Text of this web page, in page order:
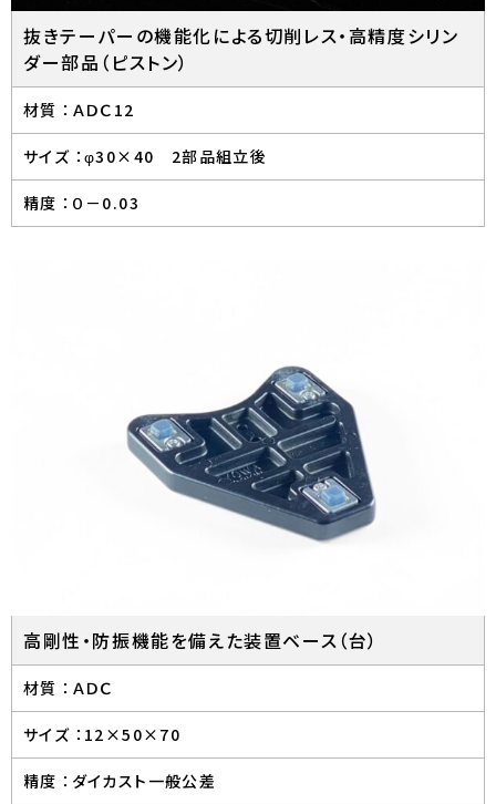
抜きテーパーの機能化による切削レス・高精度シリン
ダー部品（ピストン）
材質 ： ＡＤＣ12
サイズ ： φ30×40 2部品組立後
精度 ： ０－0.03
高剛性・防振機能を備えた装置ベース（台）
材質 ： ＡＤＣ
サイズ ： 12×50×70
精度 ： ダイカスト一般公差